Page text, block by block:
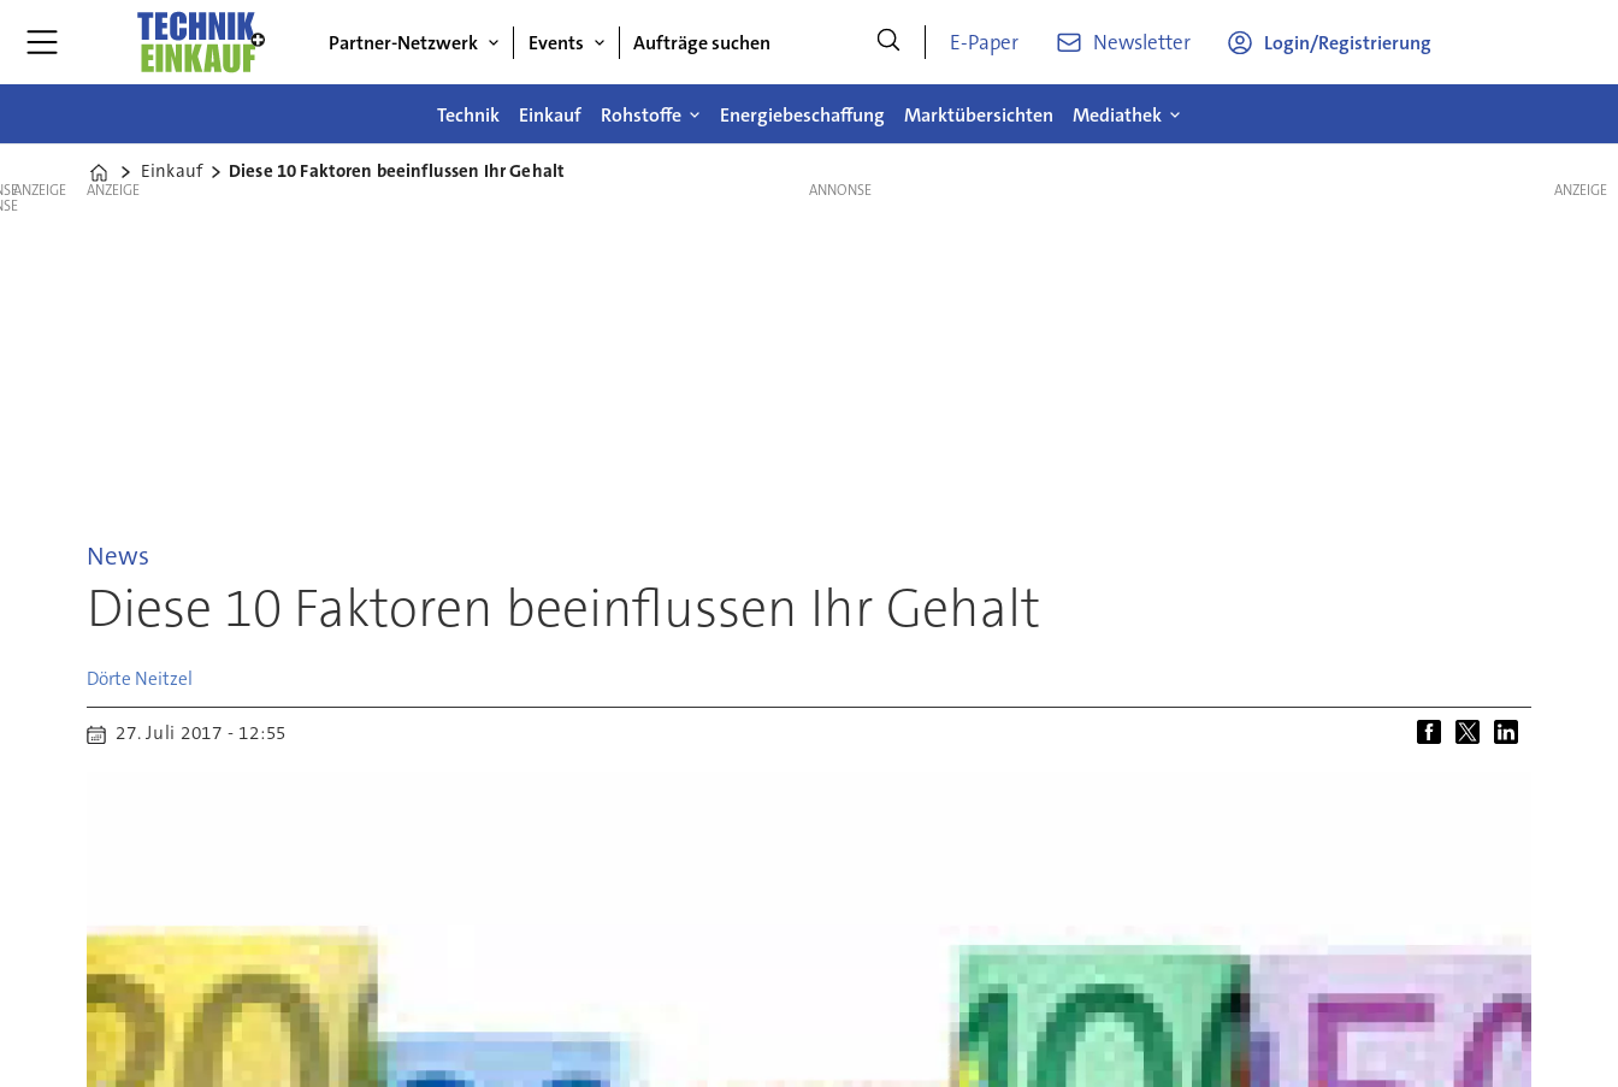
Partner-Netzwerk Events Aufträge suchen E-Paper Newsletter Login/Registrierung
Technik Einkauf Rohstoffe Energiebeschaffung Marktübersichten Mediathek
Home
Einkauf Diese 10 Faktoren beeinflussen Ihr Gehalt
ANZEIGE ANZEIGE
News
Diese 10 Faktoren beeinflussen Ihr Gehalt
Dörte Neitzel
27. Juli 2017 - 12:55
ANZEIGE